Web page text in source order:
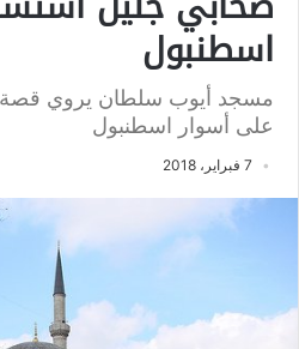
اسطنبول
مسجد أيوب سلطان يروي
على أسوار اسطنبول
7 فبراير، 2018